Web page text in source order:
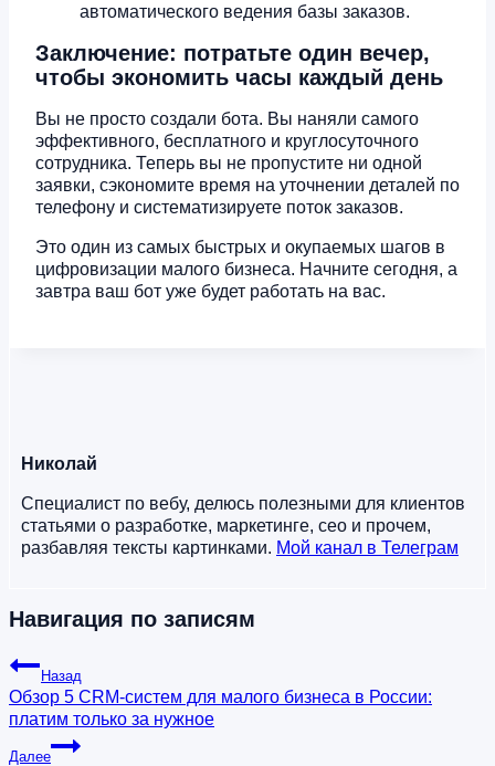
автоматического ведения базы заказов.
Заключение: потратьте один вечер,
чтобы экономить часы каждый день
Вы не просто создали бота. Вы наняли самого
эффективного, бесплатного и круглосуточного
сотрудника. Теперь вы не пропустите ни одной
заявки, сэкономите время на уточнении деталей по
телефону и систематизируете поток заказов.
Это один из самых быстрых и окупаемых шагов в
цифровизации малого бизнеса. Начните сегодня, а
завтра ваш бот уже будет работать на вас.
Николай
Специалист по вебу, делюсь полезными для клиентов
статьями о разработке, маркетинге, сео и прочем,
разбавляя тексты картинками. Мой канал в Телеграм
Навигация по записям
Назад
Обзор 5 CRM-систем для малого бизнеса в России:
платим только за нужное
Далее